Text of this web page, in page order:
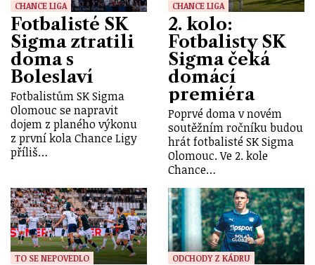
CHANCE LIGA
Fotbalisté SK
Sigma ztratili
doma s
Boleslaví
Fotbalistům SK Sigma
Olomouc se napravit
dojem z planého výkonu
z první kola Chance Ligy
příliš…
CHANCE LIGA
2. kolo:
Fotbalisty SK
Sigma čeká
domácí
premiéra
Poprvé doma v novém
soutěžním ročníku budou
hrát fotbalisté SK Sigma
Olomouc. Ve 2. kole
Chance…
TO SE NEPOVEDLO ODCHODY Z KÁDRU